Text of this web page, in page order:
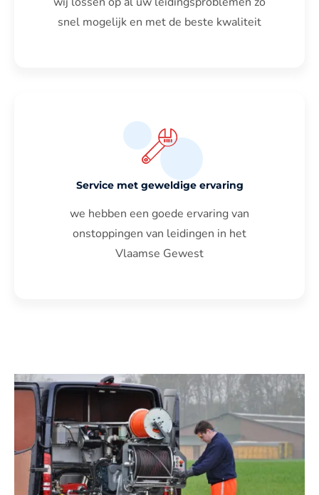
snel mogelijk en met de beste kwaliteit
Service met geweldige ervaring
we hebben een goede ervaring van
onstoppingen van leidingen in het
Vlaamse Gewest